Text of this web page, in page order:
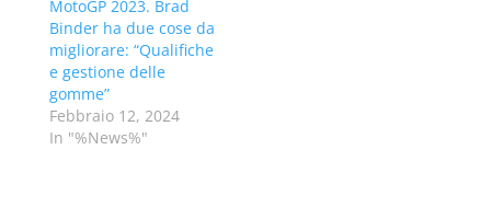
MotoGP 2023. Brad
Binder ha due cose da
migliorare: “Qualifiche
e gestione delle
gomme”
Febbraio 12, 2024
In "%News%"